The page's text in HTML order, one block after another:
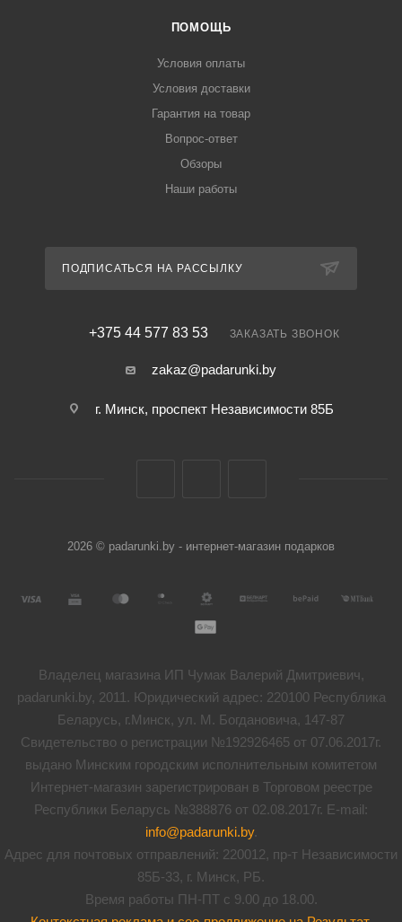
ПОМОЩЬ
Условия оплаты
Условия доставки
Гарантия на товар
Вопрос-ответ
Обзоры
Наши работы
ПОДПИСАТЬСЯ НА РАССЫЛКУ
+375 44 577 83 53 ЗАКАЗАТЬ ЗВОНОК
zakaz@padarunki.by
г. Минск, проспект Независимости 85Б
2026 © padarunki.by - интернет-магазин подарков
Владелец магазина ИП Чумак Валерий Дмитриевич,
padarunki.by, 2011. Юридический адрес: 220100 Республика
Беларусь, г.Минск, ул. М. Богдановича, 147-87
Свидетельство о регистрации №192926465 от 07.06.2017г.
выдано Минским городским исполнительным комитетом
Интернет-магазин зарегистрирован в Торговом реестре
Республики Беларусь №388876 от 02.08.2017г. E-mail:
info@padarunki.by.
Адрес для почтовых отправлений: 220012, пр-т Независимости
85Б-33, г. Минск, РБ.
Время работы ПН-ПТ с 9.00 до 18.00.